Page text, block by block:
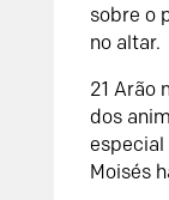
sobre o
no altar.
21 Arão
dos
especial
Moisés